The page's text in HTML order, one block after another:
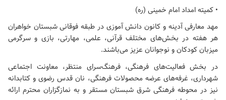
• کمیته امداد امام خمینی (ره)
مهد معارفی آدینه و کانون دانش آموزی در طبقه فوقانی شبستان خواهران
هر هفته در بخش‌های مختلف قرآنی، علمی، مهارتی، بازی و سرگرمی
میزبان کودکان و نوجوانان عزیز می‌باشند.
در بخش فعالیت‌های فرهنگی، فرهنگ‌سرای منتظر، معاونت اجتماعی
شهرداری، غرفه‌های عرضه محصولات فرهنگی، نان قدس رضوی و کتابدانه
نیز در محوطه فرهنگی شرق شبستان مستقر و به نمازگزاران محترم ارائه